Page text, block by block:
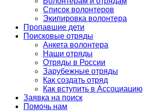
Список волонтеров
Экипировка волонтера
Пропавшие дети
Поисковые отряды
Анкета волонтера
Наши отряды
Отряды в России
Зарубежные отряды
Как создать отряд
Как вступить в Ассоциацию
Заявка на поиск
Помочь нам